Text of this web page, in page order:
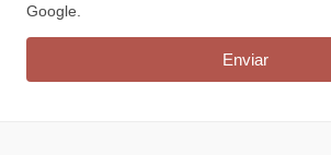
Google.